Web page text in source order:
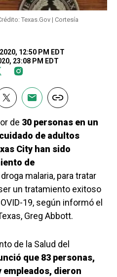
Texas.Gov | Cortesía
12:50 PM EDT
23:08 PM EDT
de 30 personas en un
de adultos
City han sido
de
droga malaria, para tratar
un tratamiento exitoso
19, según informó el
Greg Abbott.
de la Salud del
que 83 personas,
empleados, dieron